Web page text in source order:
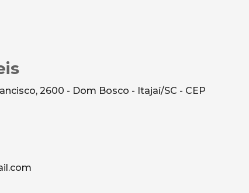
2600 - Dom Bosco - Itajaí/SC - CEP